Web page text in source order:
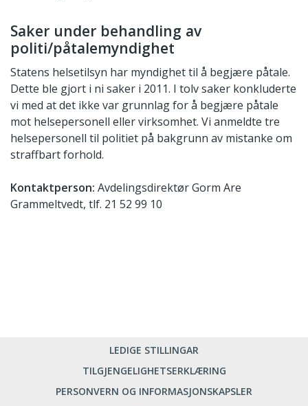
Saker under behandling av
politi/påtalemyndighet
Statens helsetilsyn har myndighet til å begjære påtale.
Dette ble gjort i ni saker i 2011. I tolv saker konkluderte
vi med at det ikke var grunnlag for å begjære påtale
mot helsepersonell eller virksomhet. Vi anmeldte tre
helsepersonell til politiet på bakgrunn av mistanke om
straffbart forhold.
Kontaktperson: Avdelingsdirektør Gorm Are
Grammeltvedt, tlf. 21 52 99 10
LEDIGE STILLINGAR
TILGJENGELIGHETSERKLÆRING
PERSONVERN OG INFORMASJONSKAPSLER